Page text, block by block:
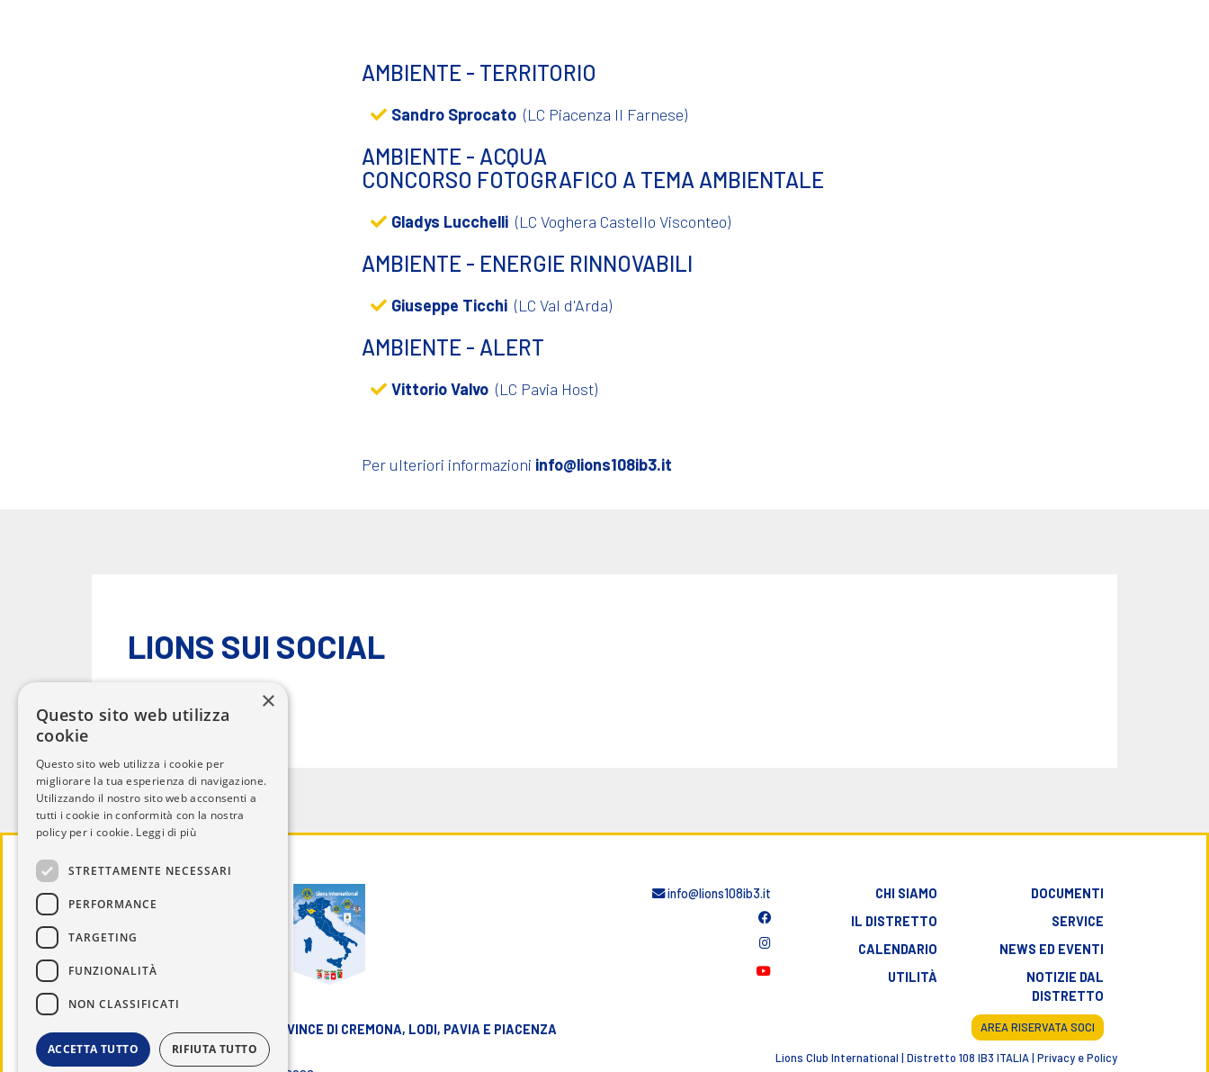
AMBIENTE - TERRITORIO
Sandro Sprocato (LC Piacenza Il Farnese)
AMBIENTE - ACQUA
CONCORSO FOTOGRAFICO A TEMA AMBIENTALE
Gladys Lucchelli (LC Voghera Castello Visconteo)
AMBIENTE - ENERGIE RINNOVABILI
Giuseppe Ticchi (LC Val d'Arda)
AMBIENTE - ALERT
Vittorio Valvo (LC Pavia Host)
Per ulteriori informazioni info@lions108ib3.it
LIONS SUI SOCIAL
LIONS DISTRETTO 108 IB3 - PROVINCE DI CREMONA, LODI, PAVIA E PIACENZA
info@lions108ib3.it
CHI SIAMO
IL DISTRETTO
CALENDARIO
UTILITÀ
DOCUMENTI
SERVICE
NEWS ED EVENTI
NOTIZIE DAL
DISTRETTO
AREA RISERVATA SOCI
Lions Club International | Distretto 108 IB3 ITALIA | Privacy e Policy
×
Questo sito web utilizza
cookie
Questo sito web utilizza i cookie per
migliorare la tua esperienza di navigazione.
Utilizzando il nostro sito web acconsenti a
tutti i cookie in conformità con la nostra
policy per i cookie. Leggi di più
STRETTAMENTE NECESSARI
PERFORMANCE
TARGETING
FUNZIONALITÀ
NON CLASSIFICATI
ACCETTA TUTTO RIFIUTA TUTTO